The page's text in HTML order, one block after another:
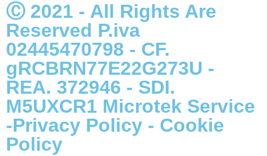
Ⓒ 2021 - All Rights Are
Reserved P.iva
02445470798 - CF.
gRCBRN77E22G273U -
REA. 372946 - SDI.
M5UXCR1 Microtek Service
-Privacy Policy - Cookie
Policy